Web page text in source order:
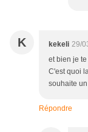
K kekeli 29/
et bien je
C'est quoi
souhaite
Répondre